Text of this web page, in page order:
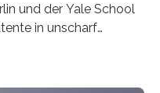
und der Yale School
in unscharf
führen und